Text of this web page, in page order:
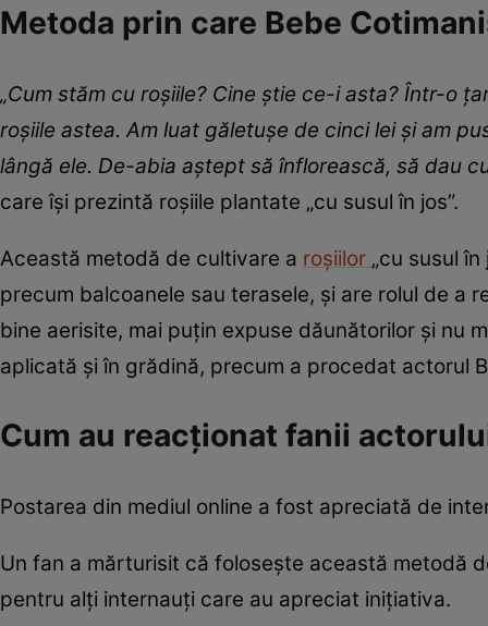
Metoda prin care Bebe
„Cum stăm cu roșiile? Cine știe ce-i asta? Într-o
roșiile astea. Am luat găletușe de cinci lei și am
lângă ele. De-abia aștept să înflorească, să dau
care își prezintă roșiile plantate „cu susul în jos”.
Această metodă de cultivare a roșiilor „cu susul
precum balcoanele sau terasele, și are rolul de a
bine aerisite, mai puțin expuse dăunătorilor și nu
aplicată și în grădină, precum a procedat actorul
Cum au reacționat fanii
Postarea din mediul online a fost apreciată de
Un fan a mărturisit că folosește această metodă
pentru alți internauți care au apreciat inițiativa.